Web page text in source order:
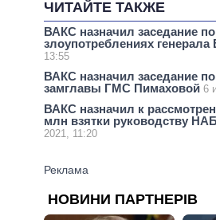
ЧИТАЙТЕ ТАКЖЕ
ВАКС назначил заседание
злоупотреблениях генерала
13:55
ВАКС назначил заседание
замглавы ГМС Пимаховой 6
ВАКС назначил к
млн взятки руководству
2021, 11:20